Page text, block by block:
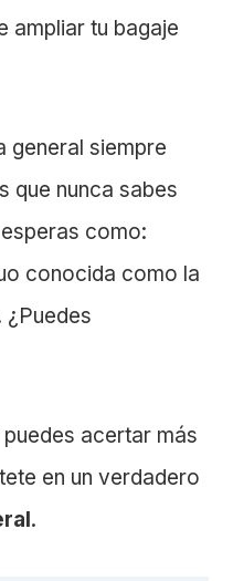
ampliar tu bagaje
general siempre
que nunca sabes
como:
conocida como la
¿Puedes
acertar más
en un verdadero
.